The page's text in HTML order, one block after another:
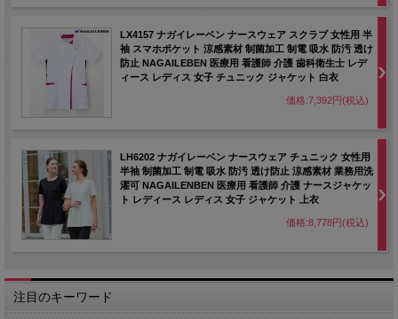
LX4157 ナガイレーベン ナースウェア スクラブ 女性用 半
袖 スマホポケット 涼感素材 制菌加工 制電 吸水 防汚 透け
防止 NAGAILEBEN 医療用 看護師 介護 歯科衛生士 レデ
ィース レディス 女子 チュニック ジャケット 白衣
価格:7,392円(税込)
LH6202 ナガイレーベン ナースウェア チュニック 女性用
半袖 制菌加工 制電 吸水 防汚 透け防止 涼感素材 業務用洗
濯可 NAGAILENBEN 医療用 看護師 介護 ナースジャケッ
ト レディース レディス 女子 ジャケット 上衣
価格:8,778円(税込)
注目のキーワード